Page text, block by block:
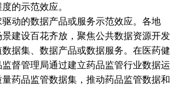
的示范效应。
的数据产品或服务示范效应。各地
建设百花齐放，聚焦公共数据资源开发
据集、数据产品或数据服务。在医药健
督管理局通过建立药品监管行业数据运
药品监管数据集，推动药品监管数据和